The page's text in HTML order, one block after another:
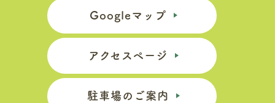
Googleマップ
アクセスページ
駐車場のご案内